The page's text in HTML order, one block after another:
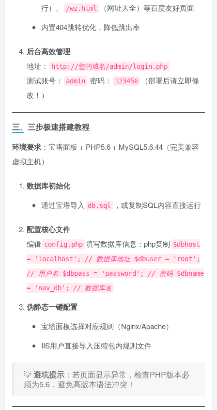
行）、 /wz.html
（网址大全）等百度友好页面
内置404跳转优化，降低跳出率
后台高效管理
地址： http://您的域名/admin/login.php
测试账号： admin 密码： 123456
（部署后请立即修
改！）
三、三步极速搭建教程
环境要求 ：宝塔面板 + PHP5.6 + MySQL5.6.44（完美兼容
虚拟主机）
数据库初始化
通过宝塔导入 db.sql ，或复制SQL内容直接运行
配置核心文件
编辑 config.php 填写数据库信息：php复制 $dbhost
= 'localhost'; // 数据库地址 $dbuser = 'root';
// 用户名 $dbpass = 'password'; // 密码 $dbname
= 'nav_db'; // 数据库名
伪静态一键配置
宝塔面板选择对应规则（Nginx/Apache）
IIS用户直接导入压缩包内规则文件
💡 ​避坑提示 ：若页面显示异常，检查PHP版本必
须为5.6，避免高版本语法冲突！